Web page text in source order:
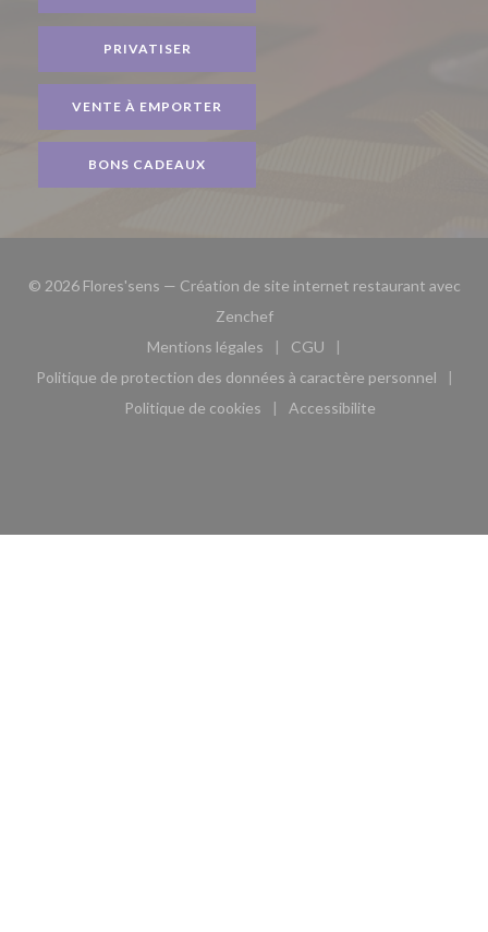
PRIVATISER
VENTE À EMPORTER
BONS CADEAUX
© 2026 Flores'sens — Création de site internet restaurant avec
Zenchef((ouvre une nouvelle fenêtre))
Mentions légales
((ouvre une nouvelle fenêtre))
CGU
((ouvre une nouvelle
Politique de protection des données à caractère personnel
((ouvre une nouvelle fenêtre))
Politique de cookies
((ouvre une nouvelle fenêtre))
Accessibilite